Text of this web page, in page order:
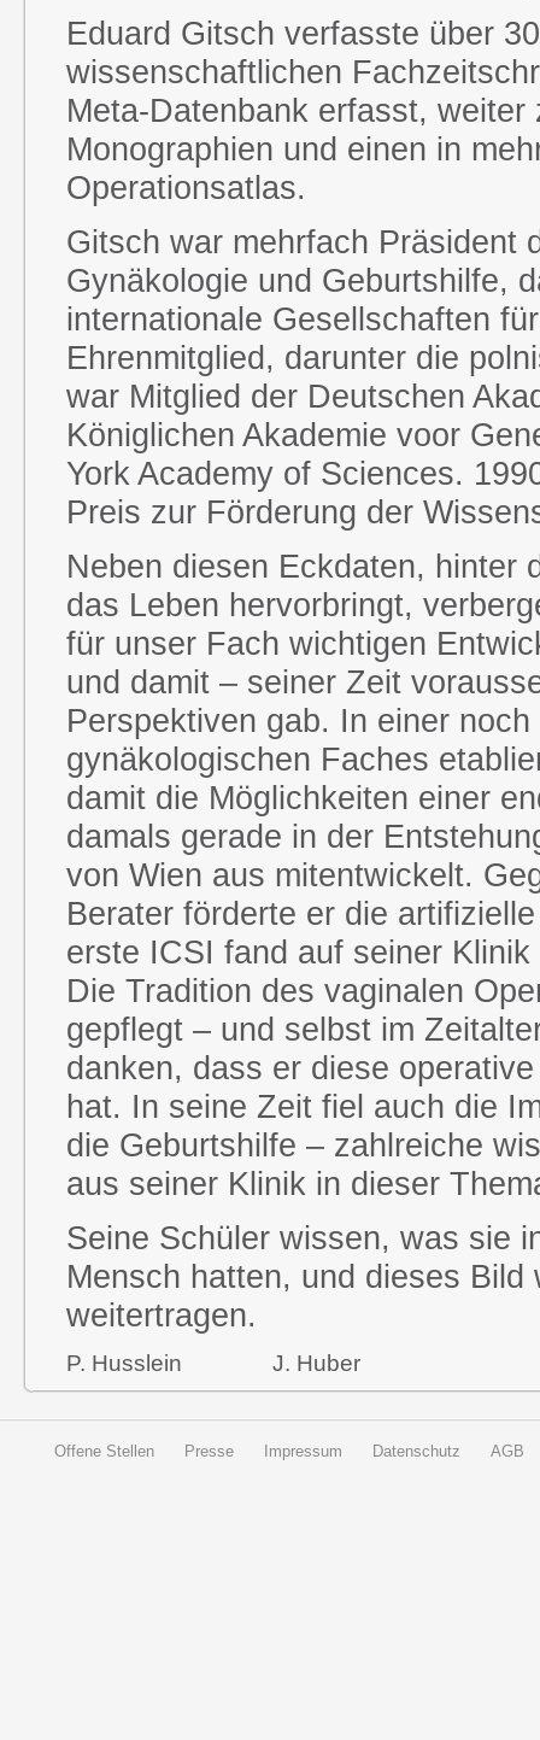
Eduard Gitsch verfasste über
wissenschaftlichen
Meta-Datenbank erfasst,
Monographien und einen in
Operationsatlas.
Gitsch war mehrfach Präsident
Gynäkologie und Geburtshilfe,
internationale Gesellschaften
Ehrenmitglied, darunter die
war Mitglied der Deutschen
Königlichen Akademie voor
York Academy of Sciences.
Preis zur Förderung der
Neben diesen Eckdaten, hinter
das Leben hervorbringt,
für unser Fach wichtigen
und damit – seiner Zeit
Perspektiven gab. In einer
gynäkologischen Faches
damit die Möglichkeiten einer
damals gerade in der
von Wien aus mitentwickelt.
Berater förderte er die
erste ICSI fand auf seiner
Die Tradition des vaginalen
gepflegt – und selbst im
danken, dass er diese
hat. In seine Zeit fiel auch die
die Geburtshilfe – zahlreiche
aus seiner Klinik in dieser
Seine Schüler wissen, was sie
Mensch hatten, und dieses
weitertragen.
P. Husslein J. Huber
Offene Stellen Presse Impressum Datenschutz AGB